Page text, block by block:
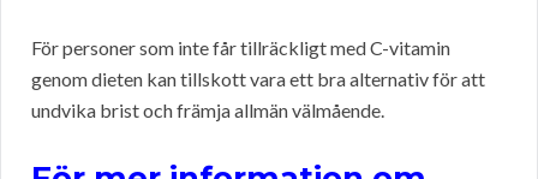
För personer som inte får tillräckligt med C-vitamin
genom dieten kan tillskott vara ett bra alternativ för att
undvika brist och främja allmän välmående.